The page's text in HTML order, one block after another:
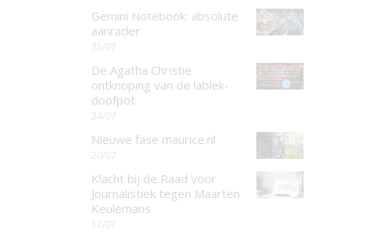
Gemini Notebook: absolute
aanrader
25/07
De Agatha Christie
ontknoping van de lablek-
doofpot
24/07
Nieuwe fase maurice.nl
20/07
Klacht bij de Raad voor
Journalistiek tegen Maarten
Keulemans
17/07